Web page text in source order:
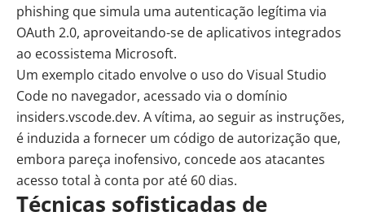
phishing que simula uma autenticação legítima via
OAuth 2.0, aproveitando-se de aplicativos integrados
ao ecossistema Microsoft.
Um exemplo citado envolve o uso do Visual Studio
Code no navegador, acessado via o domínio
insiders.vscode.dev. A vítima, ao seguir as instruções,
é induzida a fornecer um código de autorização que,
embora pareça inofensivo, concede aos atacantes
acesso total à conta por até 60 dias.
Técnicas sofisticadas de